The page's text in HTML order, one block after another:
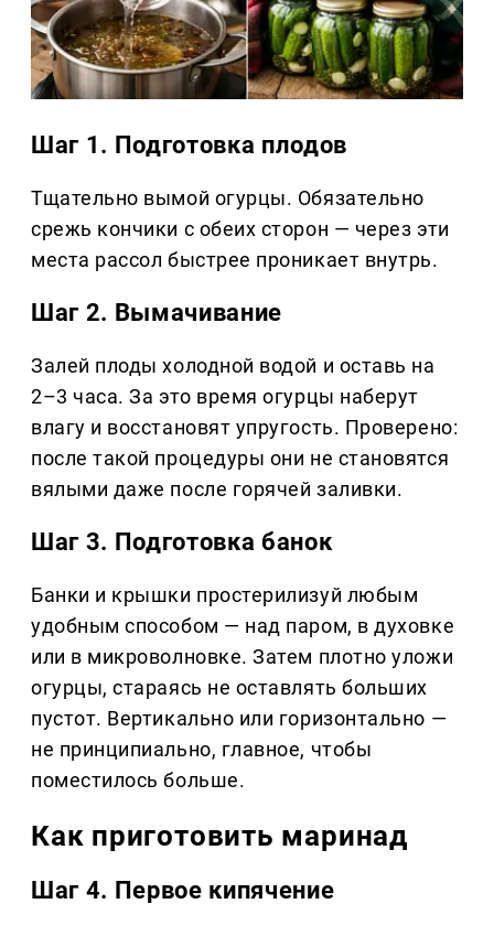
Шаг 1. Подготовка плодов
Тщательно вымой огурцы. Обязательно
срежь кончики с обеих сторон — через эти
места рассол быстрее проникает внутрь.
Шаг 2. Вымачивание
Залей плоды холодной водой и оставь на
2–3 часа. За это время огурцы наберут
влагу и восстановят упругость. Проверено:
после такой процедуры они не становятся
вялыми даже после горячей заливки.
Шаг 3. Подготовка банок
Банки и крышки простерилизуй любым
удобным способом — над паром, в духовке
или в микроволновке. Затем плотно уложи
огурцы, стараясь не оставлять больших
пустот. Вертикально или горизонтально —
не принципиально, главное, чтобы
поместилось больше.
Как приготовить маринад
Шаг 4. Первое кипячение